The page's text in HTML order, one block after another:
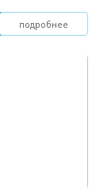
подробнее
Забронировать